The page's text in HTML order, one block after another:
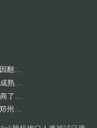
肯尼迪表演艺术中心将因翻新工程关闭两年
中国首个人造子宫，在郑州诞生